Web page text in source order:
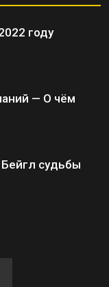
году
— О чём
судьбы